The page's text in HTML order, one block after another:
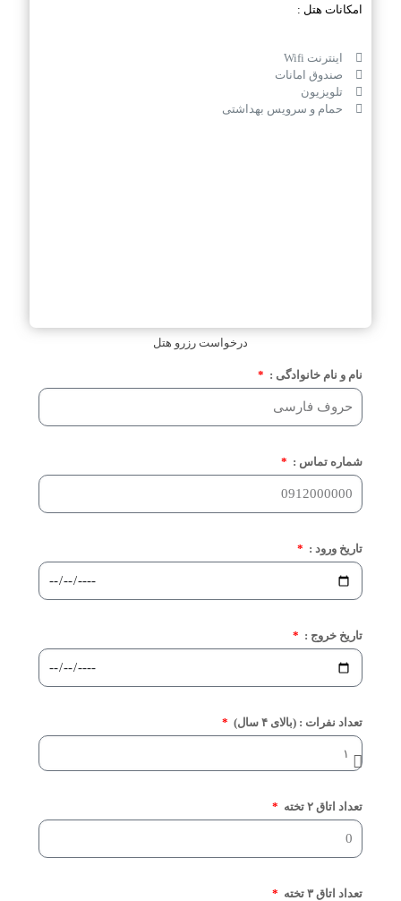
امکانات هتل :
اینترنت Wifi
صندوق امانات
تلویزیون
حمام و سرویس بهداشتی
درخواست رزرو هتل
نام و نام خانوادگی :
شماره تماس :
تاریخ ورود :
تاریخ خروج :
تعداد نفرات : (بالای ۴ سال)
تعداد اتاق ۲ تخته
تعداد اتاق ۳ تخته